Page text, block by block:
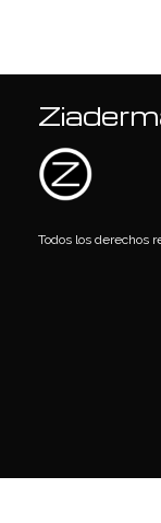
Todos los derechos